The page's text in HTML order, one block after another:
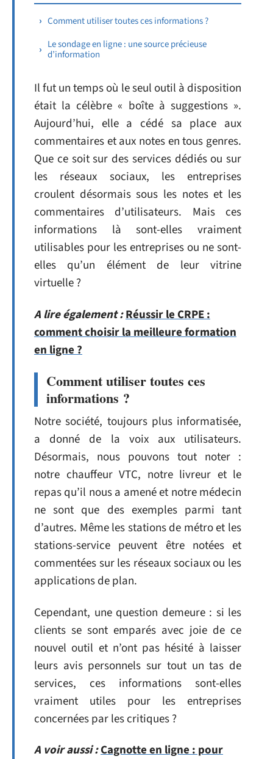
Comment utiliser toutes ces informations ?
Le sondage en ligne : une source précieuse
d’information
Il fut un temps où le seul outil à disposition
était la célèbre « boîte à suggestions ».
Aujourd’hui, elle a cédé sa place aux
commentaires et aux notes en tous genres.
Que ce soit sur des services dédiés ou sur
les réseaux sociaux, les entreprises
croulent désormais sous les notes et les
commentaires d’utilisateurs. Mais ces
informations là sont-elles vraiment
utilisables pour les entreprises ou ne sont-
elles qu’un élément de leur vitrine
virtuelle ?
A lire également :Réussir le CRPE :
comment choisir la meilleure formation
en ligne ?
Comment utiliser toutes ces
informations ?
Notre société, toujours plus informatisée,
a donné de la voix aux utilisateurs.
Désormais, nous pouvons tout noter :
notre chauffeur VTC, notre livreur et le
repas qu’il nous a amené et notre médecin
ne sont que des exemples parmi tant
d’autres. Même les stations de métro et les
stations-service peuvent être notées et
commentées sur les réseaux sociaux ou les
applications de plan.
Cependant, une question demeure : si les
clients se sont emparés avec joie de ce
nouvel outil et n’ont pas hésité à laisser
leurs avis personnels sur tout un tas de
services, ces informations sont-elles
vraiment utiles pour les entreprises
concernées par les critiques ?
A voir aussi :Cagnotte en ligne : pour